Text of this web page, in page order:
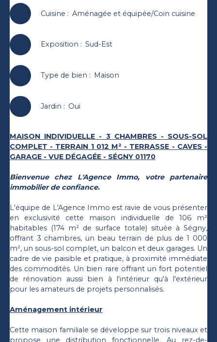
Cuisine : Aménagée et équipée/Coin cuisine
Exposition : Sud-Est
Type de bien : Maison
Jardin : Oui
MAISON INDIVIDUELLE - 3 CHAMBRES - SOUS-SOL
COMPLET - TERRAIN 1 012 M² - TERRASSE - CAVES -
GARAGE - VUE DÉGAGÉE - SÉGNY 01170
Bienvenue chez L'Agence Immo, votre partenaire
immobilier de confiance.
L'équipe de L'Agence Immo est ravie de vous présenter
en exclusivité cette maison individuelle de 106 m²
habitables (174 m² de surface totale) située à Ségny,
offrant 3 chambres, un beau terrain de plus de 1 000
m², un sous-sol complet, un balcon et deux garages. Un
cadre de vie paisible et pratique, à proximité immédiate
des commodités. Un bien rare offrant un fort potentiel
de rénovation aussi bien à l'intérieur qu'à l'extérieur
pour les amateurs de projets personnalisés.
Aménagement intérieur
Cette maison familiale se développe sur trois niveaux et
propose une distribution fonctionnelle. Au rez-de-